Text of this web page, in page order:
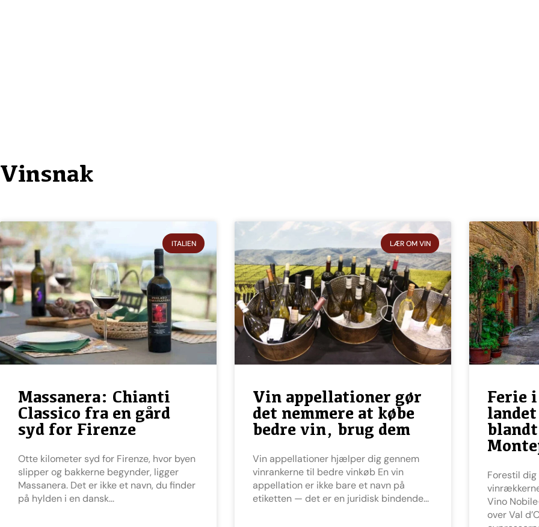
Vinsnak
ITALIEN
Massanera: Chianti
Classico fra en gård
syd for Firenze
Otte kilometer syd for Firenze, hvor byen
slipper og bakkerne begynder, ligger
Massanera. Det er ikke et navn, du finder
på hylden i en dansk
LÆR OM VIN
Vin appellationer gør
det nemmere at købe
bedre vin, brug dem
Vin appellationer hjælper dig gennem
vinrankerne til bedre vinkøb En vin
appellation er ikke bare et navn på
etiketten — det er en juridisk bindende
Ferie
Forestil dig at vågne mellem
Vino
over Val